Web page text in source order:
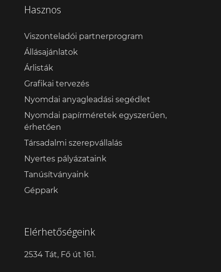
Hasznos
Viszonteladói partnerprogram
Állásajánlatok
Árlisták
Grafikai tervezés
Nyomdai anyagleadási segédlet
Nyomdai papírméretek egyszerűen,
érhetően
Társadalmi szerepvállalás
Nyertes pályázataink
Tanúsítványaink
Géppark
Elérhetőségeink
2534 Tát, Fő út 161.